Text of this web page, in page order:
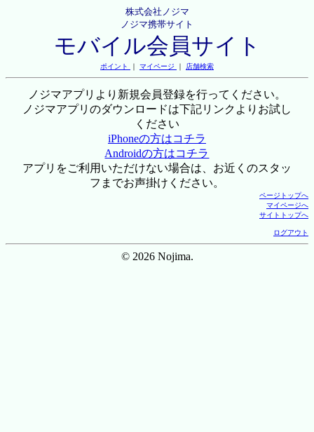
株式会社ノジマ
ノジマ携帯サイト
モバイル会員サイト
ポイント ｜ マイページ ｜ 店舗検索
ノジマアプリより新規会員登録を行ってください。
ノジマアプリのダウンロードは下記リンクよりお試し
ください
iPhoneの方はコチラ
Androidの方はコチラ
アプリをご利用いただけない場合は、お近くのスタッ
フまでお声掛けください。
ページトップへ
マイページへ
サイトトップへ
ログアウト
© 2026 Nojima.